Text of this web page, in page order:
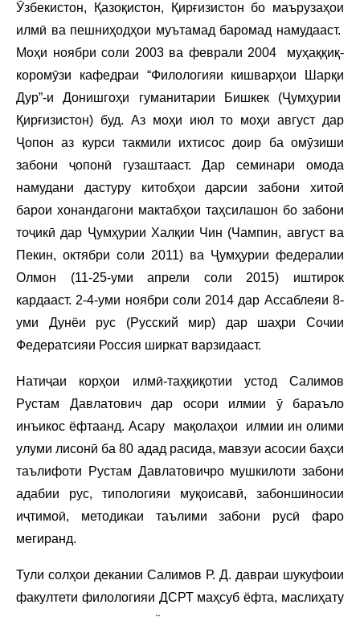
Ӯзбекистон, Қазоқистон, Қирғизистон бо маърузаҳои
илмӣ ва пешниҳодҳои муътамад баромад намудааст.
Моҳи ноябри соли 2003 ва феврали 2004 муҳаққиқ-
коромӯзи кафедраи “Филологияи кишварҳои Шарқи
Дур”-и Донишгоҳи гуманитарии Бишкек (Ҷумҳурии
Қирғизистон) буд. Аз моҳи июл то моҳи август дар
Ҷопон аз курси такмили ихтисос доир ба омӯзиши
забони ҷопонӣ гузаштааст. Дар семинари омода
намудани дастуру китобҳои дарсии забони хитоӣ
барои хонандагони мактабҳои таҳсилашон бо забони
тоҷикӣ дар Ҷумҳурии Халқии Чин (Чампин, август ва
Пекин, октябри соли 2011) ва Ҷумҳурии федералии
Олмон (11-25-уми апрели соли 2015) иштирок
кардааст. 2-4-уми ноябри соли 2014 дар Ассаблеяи 8-
уми Дунёи рус (Русский мир) дар шаҳри Сочии
Федератсияи Россия ширкат варзидааст.
Натиҷаи корҳои илмӣ-таҳқиқотии устод Салимов
Рустам Давлатович дар осори илмии ӯ бараъло
инъикос ёфтаанд. Асару мақолаҳои илмии ин олими
улуми лисонӣ ба 80 адад расида, мавзуи асосии баҳси
таълифоти Рустам Давлатовичро мушкилоти забони
адабии рус, типологияи муқоисавӣ, забоншиносии
иҷтимоӣ, методикаи таълими забони русӣ фаро
мегиранд.
Тули солҳои декании Салимов Р. Д. давраи шукуфоии
факултети филологияи ДСРТ маҳсуб ёфта, маслиҳату